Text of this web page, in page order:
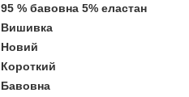
95 % бавовна 5% еластан
Вишивка
Новий
Короткий
Бавовна